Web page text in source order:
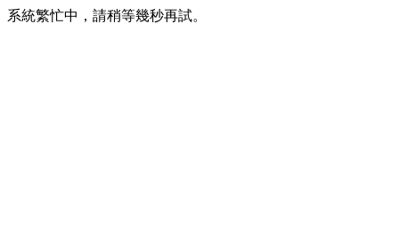
系統繁忙中，請稍等幾秒再試。